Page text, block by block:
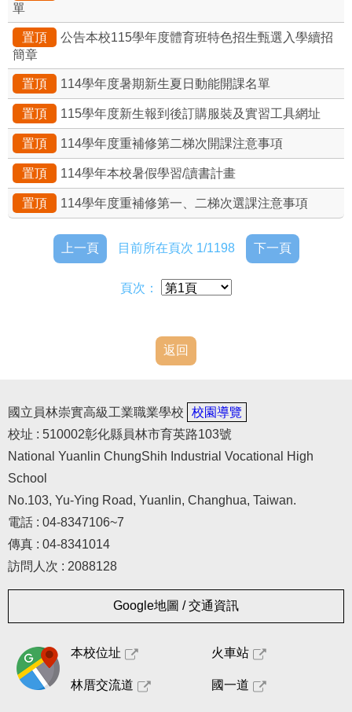
單
置頂
公告本校115學年度體育班特色招生甄選入學續招
簡章
置頂 114學年度暑期新生夏日動能開課名單
置頂 115學年度新生報到後訂購服裝及實習工具網址
置頂 114學年度重補修第二梯次開課注意事項
置頂 114學年本校暑假學習/讀書計畫
置頂 114學年度重補修第一、二梯次選課注意事項
上一頁 目前所在頁次 1/1198 下一頁
頁次：
返回
國立員林崇實高級工業職業學校
校園導覽
校址 : 510002彰化縣員林市育英路103號
National Yuanlin ChungShih Industrial Vocational High
School
No.103, Yu-Ying Road, Yuanlin, Changhua, Taiwan.
電話 : 04-8347106~7
傳真 : 04-8341014
訪問人次 : 2088128
Google地圖 / 交通資訊
本校位址 火車站
林厝交流道 國一道